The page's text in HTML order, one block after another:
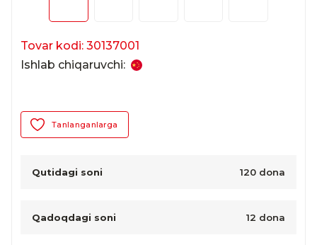
Tovar kodi: 30137001
Ishlab chiqaruvchi:
Tanlanganlarga
Qutidagi soni 120 dona
Qadoqdagi soni 12 dona